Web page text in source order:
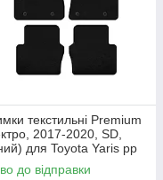
текстильні Premium
2017-2020, SD,
для Toyota Yaris рр
до відправки